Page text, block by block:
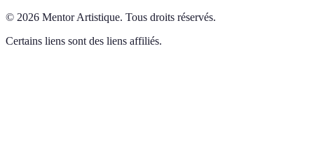
© 2026 Mentor Artistique. Tous droits réservés.
Certains liens sont des liens affiliés.